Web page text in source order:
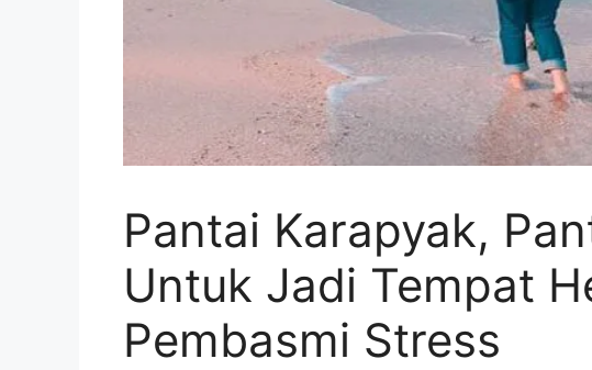
Pantai Karapyak,
Untuk Jadi Tempat
Pembasmi Stress